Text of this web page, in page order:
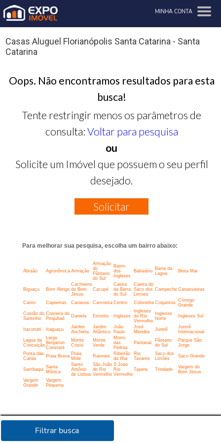
MINHA CONTA
Filtrar busca
Casas Aluguel Florianópolis Santa Catarina - Santa
Catarina
Oops. Não encontramos resultados para esta
busca!
Tente restringir menos os parâmetros de
consulta: Voltar para pesquisa
ou
Solicite um Imóvel que possuem o seu perfil
desejado.
Solicitar
Para melhorar sua pesquisa, escolha um bairro abaixo:
Abraão Agronômica Armação
Armação
do
Pântano
do Sul
Bairro
dos
Ingleses
Balneário
Barra da
Lagoa
Beira Mar
Biguaçu Bom Abrigo
Cachoeira
do Bom
Jesus
Cacupé
Caeira
da Barra
do Sul
Caeira do
Saco dos
Limoes
Campeche Canasvieiras
Canto Capoeiras Carianos Carvoeira Centro Coloninha Coqueiros Córrego
Grande
Costão do
Santinho
Costeira do
Pirajubaé
Daniela Estreito Ingleses
Ingleses
do Rio
Vermelho
Ingleses
Norte
Ingleses Sul
Itacorubi Itaguaçu
Jardim
Anchieta
Jardim
Atlântico
João
Paulo
José
Mendes
Jurerê
Jurerê
Internacional
Lagoa da
Conceição
Largo
Benjamin
Constant
Monte
Cristo
Monte
Verde
Morro
das
Pedras
Pantanal
Pântano
do Sul
Parque São
Jorge
Ponta das
Canas
Praia Brava Praia
Mole
Ratones
Ribeirão
da Ilha
Rio
Tavares
Saco dos
Limões
Saco Grande
Sambaqui Santa
Mônica
Santo
Antônio
de Lisboa
São João
do Rio
Vermelho
S Joao
Rio
Vermelho
Tapera Trindade
Vargem do
Bom Jesus
Vargem
Grande
Vargem
Pequena